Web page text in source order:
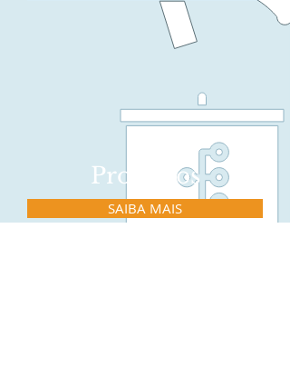
Processos
SAIBA MAIS